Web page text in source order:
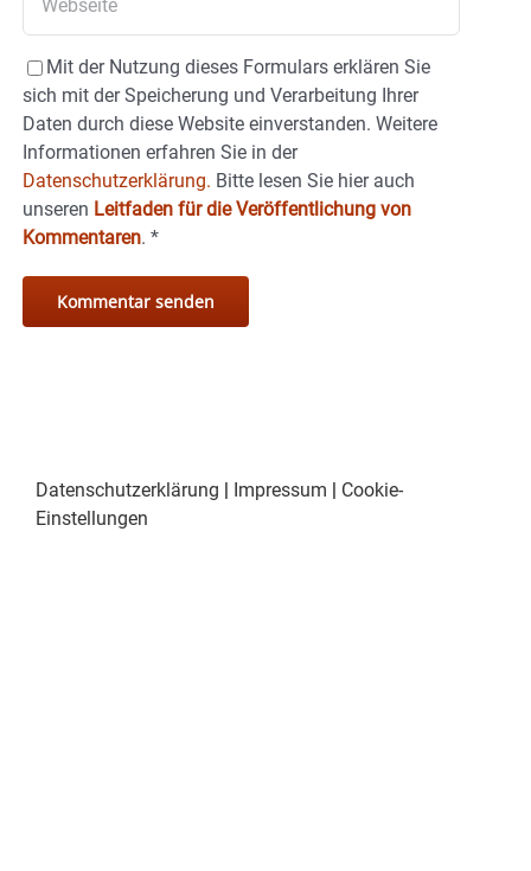
Mit der Nutzung dieses Formulars erklären Sie
sich mit der Speicherung und Verarbeitung Ihrer
Daten durch diese Website einverstanden. Weitere
Informationen erfahren Sie in der
Datenschutzerklärung. Bitte lesen Sie hier auch
unseren Leitfaden für die Veröffentlichung von
Kommentaren. *
Datenschutzerklärung | Impressum | Cookie-
Einstellungen